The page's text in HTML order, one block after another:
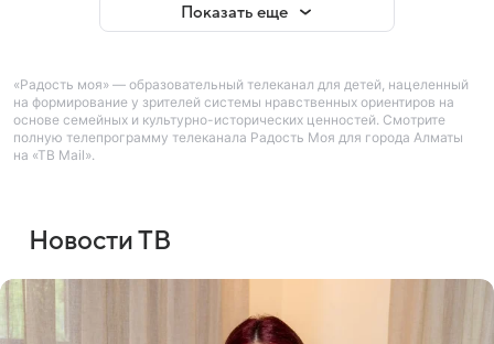
Показать еще
«Радость моя» — образовательный телеканал для детей, нацеленный
на формирование у зрителей системы нравственных ориентиров на
основе семейных и культурно-исторических ценностей. Смотрите
полную телепрограмму телеканала Радость Моя для города Алматы
на «ТВ Mail».
Новости ТВ